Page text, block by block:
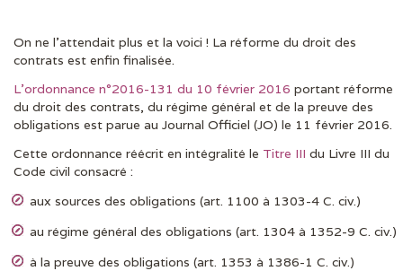
On ne l’attendait plus et la voici ! La réforme du droit des
contrats est enfin finalisée.
L’ordonnance n°2016-131 du 10 février 2016 portant réforme
du droit des contrats, du régime général et de la preuve des
obligations est parue au Journal Officiel (JO) le 11 février 2016.
Cette ordonnance réécrit en intégralité le Titre III du Livre III du
Code civil consacré :
aux sources des obligations (art. 1100 à 1303-4 C. civ.)
au régime général des obligations (art. 1304 à 1352-9 C. civ.)
à la preuve des obligations (art. 1353 à 1386-1 C. civ.)
DERNIÈRES ACTUS